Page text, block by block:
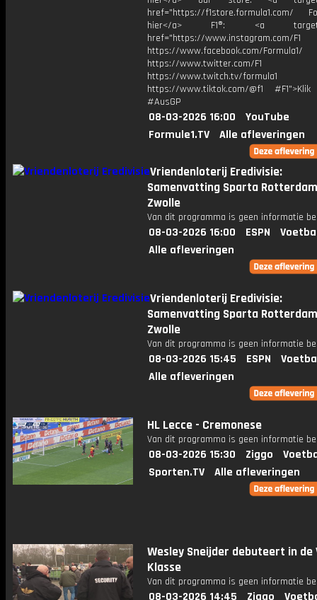
href="https://f1store.formula1.com/
hier</a> F1®: <a
href="https://www.instagram.com/F1
https://www.facebook.com/Formula1/
https://www.twitter.com/F1
https://www.twitch.tv/formula1
https://www.tiktok.com/@f1
#AusGP
08-03-2026 16:00
YouTube
Formule1.TV
Alle afleveringen
Vriendenloterij Eredivisie:
Samenvatting Sparta Rotterdam
Zwolle
Van dit programma is geen informatie
08-03-2026 16:00 ESPN
Alle afleveringen
Vriendenloterij Eredivisie:
Samenvatting Sparta Rotterdam
Zwolle
Van dit programma is geen informatie
08-03-2026 15:45 ESPN
Alle afleveringen
HL Lecce - Cremonese
Van dit programma is geen informatie
08-03-2026 15:30 Ziggo
Sporten.TV
Alle afleveringen
Wesley Sneijder debuteert in de
Klasse
Van dit programma is geen informatie
08-03-2026 14:45 Ziggo